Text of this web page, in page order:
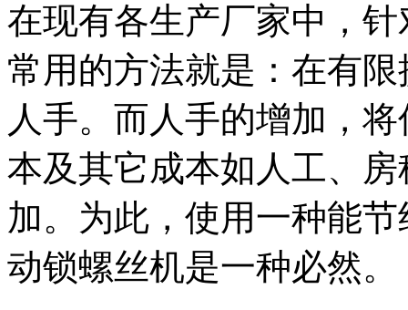
在现有各生产厂家中，
常用的方法就是：在有
人手。而人手的增加，
本及其它成本如人工、
加。为此，使用一种能
动锁螺丝机是一种必然。